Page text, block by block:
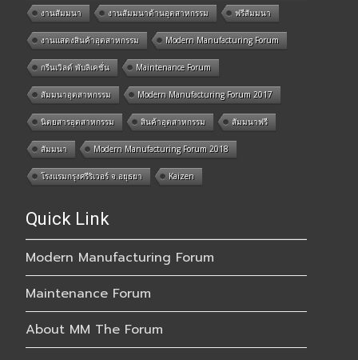
งานสัมมนา งานสัมมนาด้านอุตสาหกรรม ฟรีสัมมนา
งานแสดงสินค้าอุตสาหกรรม Modern Manufacturing Forum
กรีนเวิลด์ พับลิเคชั่น Maintenance Forum
สัมมนาอุตสาหกรรม Modern Manufacturing Forum 2017
นิตยสารอุตสาหกรรม สินค้าอุตสาหกรรม สัมมนาฟรี
สัมมนา Modern Manufacturing Forum 2018
โรงแรมกรุงศรีริเวอร์ จ.อยุธยา Kaizen
Quick Link
Modern Manufacturing Forum
Maintenance Forum
About MM The Forum